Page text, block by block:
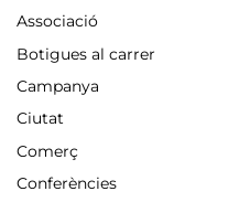
Associació
Botigues al carrer
Campanya
Ciutat
Comerç
Conferències